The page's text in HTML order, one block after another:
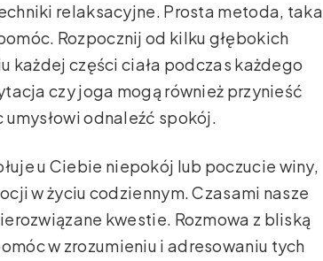
relaksacyjne. Prosta metoda, taka
Rozpocznij od kilku głębokich
każdej części ciała podczas każdego
czy joga mogą również przynieść
odnaleźć spokój.
u Ciebie niepokój lub poczucie winy,
w życiu codziennym. Czasami nasze
kwestie. Rozmowa z bliską
w zrozumieniu i adresowaniu tych